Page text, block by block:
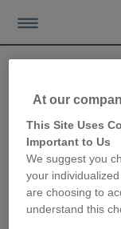
20th November
At our
This Site Uses
Important to Us
We suggest you
your
are choosing to
understand this